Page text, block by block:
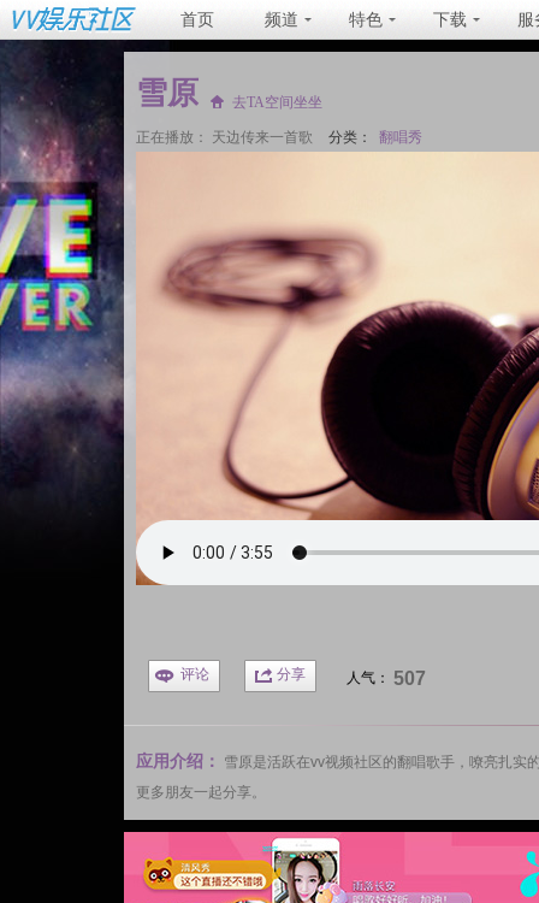
首页 频道 特色 下载 服
雪原 去TA空间坐坐
正在播放： 天边传来一首歌 分类： 翻唱秀
评论 分享 人气： 507
应用介绍： 雪原是活跃在vv视频社区 的翻唱歌手，嘹亮扎实
更多朋友一起分享。